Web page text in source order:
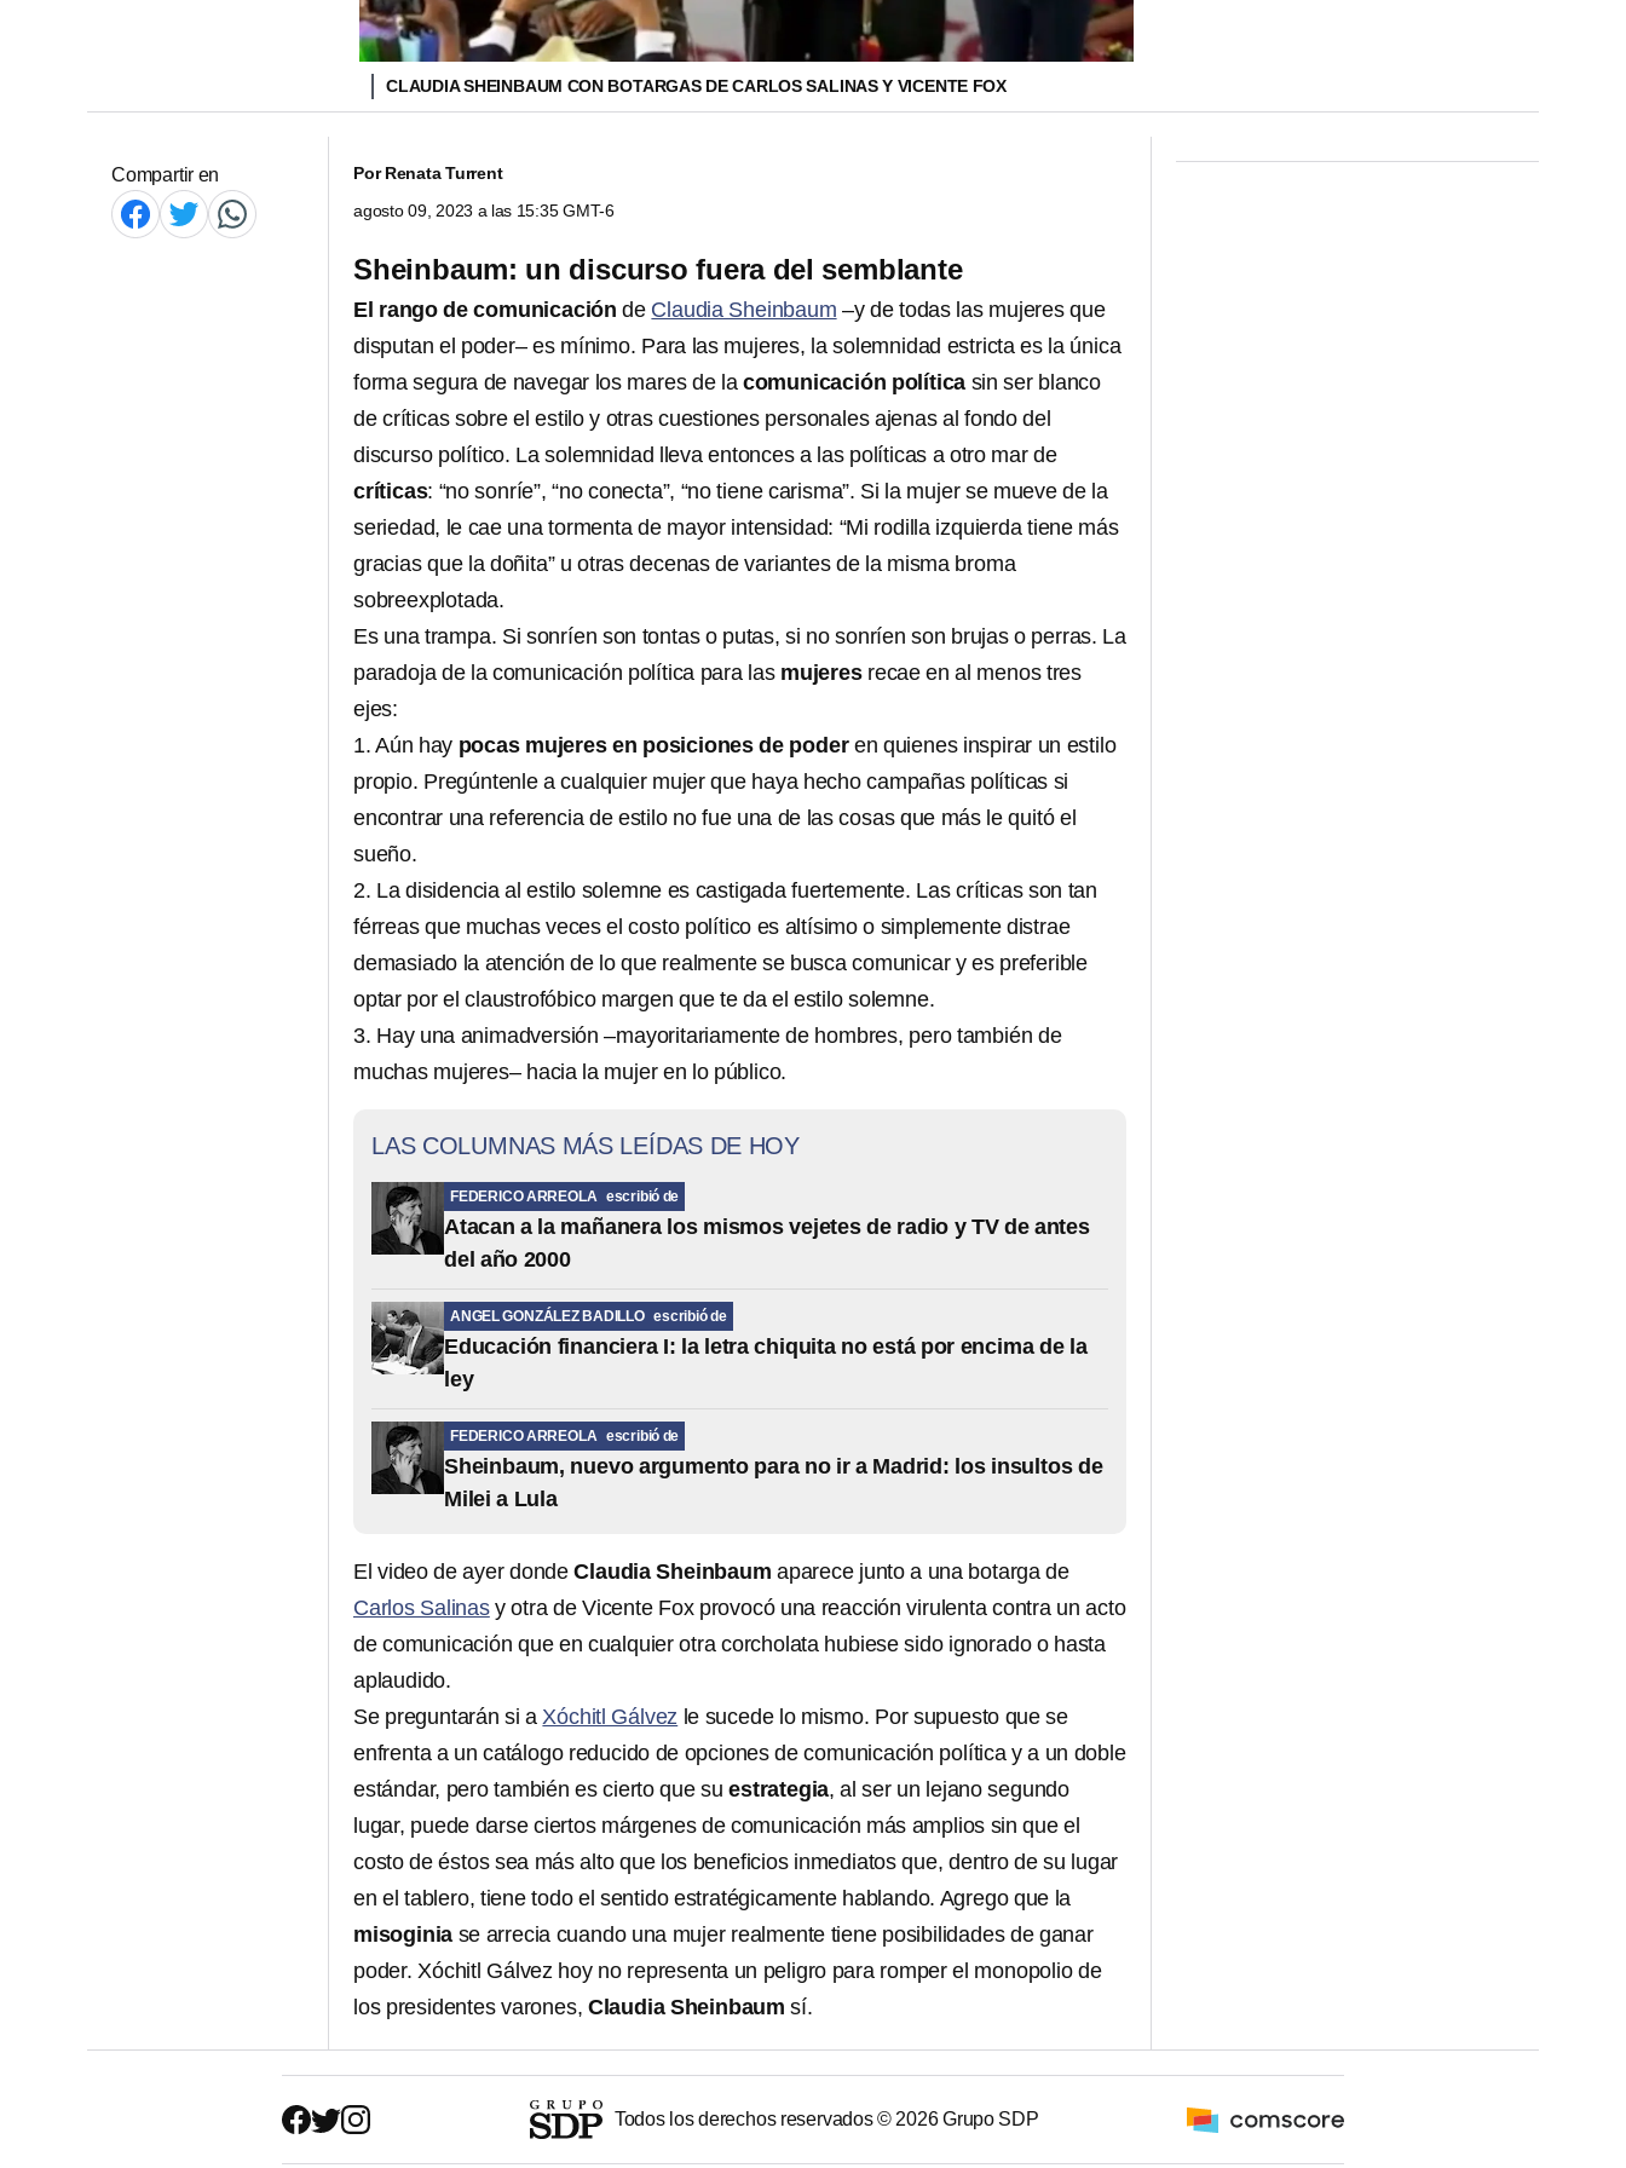
CLAUDIA SHEINBAUM CON BOTARGAS DE CARLOS SALINAS Y VICENTE FOX
Compartir en PorRenata Turrent
agosto 09, 2023 a las 15:35 GMT-6
Sheinbaum: un discurso fuera del semblante
El rango de comunicaciónde Claudia Sheinbaum –y de todas las mujeres que
disputan el poder– es mínimo. Para las mujeres, la solemnidad estricta es la única
forma segura de navegar los mares de la comunicación política sin ser blanco
de críticas sobre el estilo y otras cuestiones personales ajenas al fondo del
discurso político. La solemnidad lleva entonces a las políticas a otro mar de
críticas: “no sonríe”, “no conecta”, “no tiene carisma”. Si la mujer se mueve de la
seriedad, le cae una tormenta de mayor intensidad: “Mi rodilla izquierda tiene más
gracias que la doñita” u otras decenas de variantes de la misma broma
sobreexplotada.
Es una trampa. Si sonríen son tontas o putas, si no sonríen son brujas o perras. La
paradoja de la comunicación política para las mujeresrecae en al menos tres
ejes:
1. Aún hay pocas mujeres en posiciones de poderen quienes inspirar un estilo
propio. Pregúntenle a cualquier mujer que haya hecho campañas políticas si
encontrar una referencia de estilo no fue una de las cosas que más le quitó el
sueño.
2. La disidencia al estilo solemne es castigada fuertemente. Las críticas son tan
férreas que muchas veces el costo político es altísimo o simplemente distrae
demasiado la atención de lo que realmente se busca comunicar y es preferible
optar por el claustrofóbico margen que te da el estilo solemne.
3. Hay una animadversión –mayoritariamente de hombres, pero también de
muchas mujeres– hacia la mujer en lo público.
LAS COLUMNAS MÁS LEÍDAS DE HOY
FEDERICO ARREOLA escribió de
Atacan a la mañanera los mismos vejetes de radio y TV de antes
del año 2000
ANGEL GONZÁLEZ BADILLO escribió de
Educación financiera I: la letra chiquita no está por encima de la
ley
FEDERICO ARREOLA escribió de
Sheinbaum, nuevo argumento para no ir a Madrid: los insultos de
Milei a Lula
El video de ayer dondeClaudia Sheinbaum aparece junto a una botarga de
Carlos Salinasy otra de Vicente Fox provocó una reacción virulenta contra un acto
de comunicación que en cualquier otra corcholata hubiese sido ignorado o hasta
aplaudido.
Se preguntarán si aXóchitl Gálvez le sucede lo mismo. Por supuesto que se
enfrenta a un catálogo reducido de opciones de comunicación política y a un doble
estándar, pero también es cierto que suestrategia, al ser un lejano segundo
lugar, puede darse ciertos márgenes de comunicación más amplios sin que el
costo de éstos sea más alto que los beneficios inmediatos que, dentro de su lugar
en el tablero, tiene todo el sentido estratégicamente hablando. Agrego que la
misoginia se arrecia cuando una mujer realmente tiene posibilidades de ganar
poder. Xóchitl Gálvez hoy no representa un peligro para romper el monopolio de
los presidentes varones, Claudia Sheinbaum sí.
Todos los derechos reservados © 2026Grupo SDP